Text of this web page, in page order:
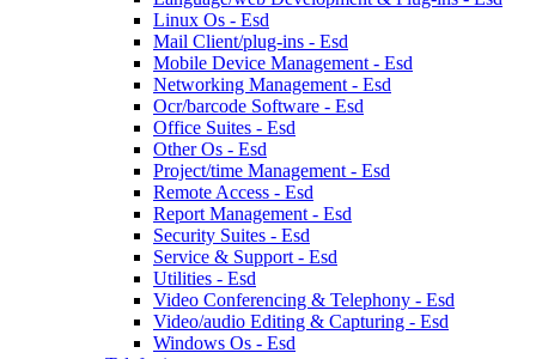
Linux Os - Esd
Mail Client/plug-ins - Esd
Mobile Device Management - Esd
Networking Management - Esd
Ocr/barcode Software - Esd
Office Suites - Esd
Other Os - Esd
Project/time Management - Esd
Remote Access - Esd
Report Management - Esd
Security Suites - Esd
Service & Support - Esd
Utilities - Esd
Video Conferencing & Telephony - Esd
Video/audio Editing & Capturing - Esd
Windows Os - Esd